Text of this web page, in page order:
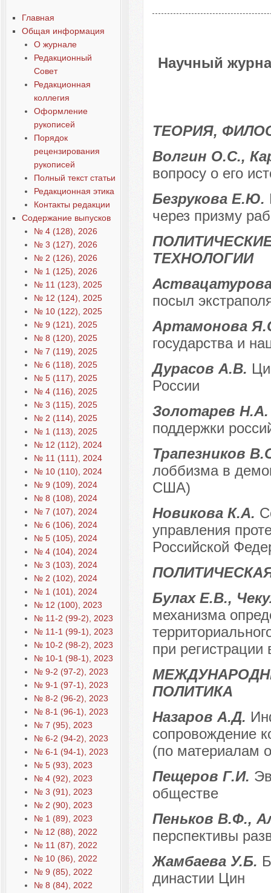
Главная
Общая информация
О журнале
Редакционный
Совет
Редакционная
коллегия
Оформление
рукописей
Порядок
рецензирования
рукописей
Полный текст статьи
Редакционная этика
Контакты редакции
Содержание выпусков
№ 4 (128), 2026
№ 3 (127), 2026
№ 2 (126), 2026
№ 1 (125), 2026
№ 11 (123), 2025
№ 12 (124), 2025
№ 10 (122), 2025
№ 9 (121), 2025
№ 8 (120), 2025
№ 7 (119), 2025
№ 6 (118), 2025
№ 5 (117), 2025
№ 4 (116), 2025
№ 3 (115), 2025
№ 2 (114), 2025
№ 1 (113), 2025
№ 12 (112), 2024
№ 11 (111), 2024
№ 10 (110), 2024
№ 9 (109), 2024
№ 8 (108), 2024
№ 7 (107), 2024
№ 6 (106), 2024
№ 5 (105), 2024
№ 4 (104), 2024
№ 3 (103), 2024
№ 2 (102), 2024
№ 1 (101), 2024
№ 12 (100), 2023
№ 11-2 (99-2), 2023
№ 11-1 (99-1), 2023
№ 10-2 (98-2), 2023
№ 10-1 (98-1), 2023
№ 9-2 (97-2), 2023
№ 9-1 (97-1), 2023
№ 8-2 (96-2), 2023
№ 8-1 (96-1), 2023
№ 7 (95), 2023
№ 6-2 (94-2), 2023
№ 6-1 (94-1), 2023
№ 5 (93), 2023
№ 4 (92), 2023
№ 3 (91), 2023
№ 2 (90), 2023
№ 1 (89), 2023
№ 12 (88), 2022
№ 11 (87), 2022
№ 10 (86), 2022
№ 9 (85), 2022
№ 8 (84), 2022
Научный
ТЕОРИЯ,
Волгин О.С.,
вопросу о его
Безрукова Е.Ю.
через призму
ТЕХНОЛОГИИ
посыл
Артамонова
государства и
Дурасов А.В.
России
Золотарев
поддержки
Трапезников
лоббизма в
США)
Новикова К.А.
управления
Российской
Булах Е.В.,
механизма
при регистрации
ПОЛИТИКА
Назаров А.Д.
сопровождение
(по материалам
Пещеров Г.И.
обществе
Пеньков В.Ф.,
перспективы
Жамбаева У.Б.
династии Цин